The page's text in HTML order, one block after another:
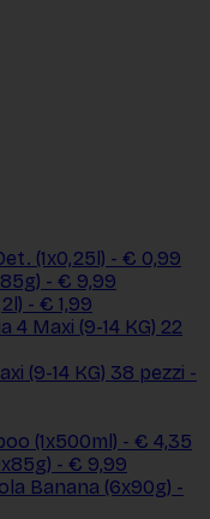
(1x0,25l) - € 0,99
- € 9,99
- € 1,99
Maxi (9-14 KG) 22
(9-14 KG) 38 pezzi -
(1x500ml) - € 4,35
- € 9,99
Banana (6x90g) -